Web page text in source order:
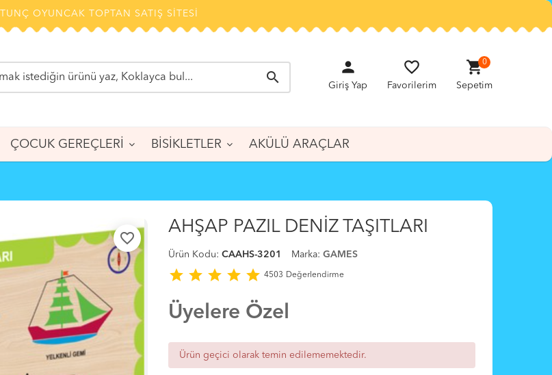
TUNÇ OYUNCAK TOPTAN SATIŞ SİTESİ
search
person
Giriş Yap
favorite_border
Favorilerim
shopping_cart
Sepetim
0
ÇOCUK GEREÇLERİ BİSİKLETLER AKÜLÜ ARAÇLAR
favorite_border
AHŞAP PAZIL DENİZ TAŞITLARI
Ürün Kodu: CAAHS-3201 Marka: GAMES
star star star star star 4503 Değerlendirme
Üyelere Özel
Ürün geçici olarak temin edilememektedir.